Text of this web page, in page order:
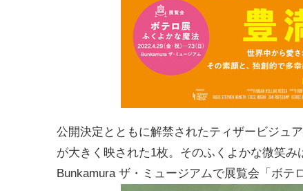
公開決定とともに解禁されたティザービジュ
が大きく映された1枚。そのふくよかな微笑
Bunkamura ザ・ミュージアムで展覧会「ボテ